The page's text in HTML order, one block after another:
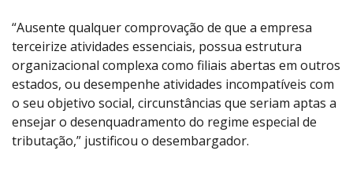
“Ausente qualquer comprovação de que a empresa
terceirize atividades essenciais, possua estrutura
organizacional complexa como filiais abertas em outros
estados, ou desempenhe atividades incompatíveis com
o seu objetivo social, circunstâncias que seriam aptas a
ensejar o desenquadramento do regime especial de
tributação,” justificou o desembargador.